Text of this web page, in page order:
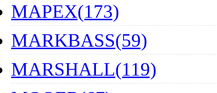
MAPEX(173)
MARKBASS(59)
MARSHALL(119)